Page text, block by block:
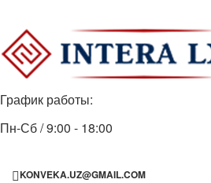
График работы:
Пн-Сб / 9:00 - 18:00
KONVEKA.UZ@GMAIL.COM